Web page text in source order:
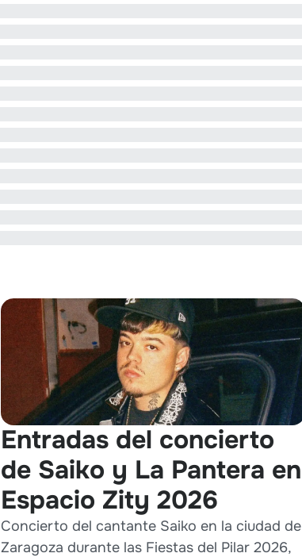
Entradas del concierto
de Saiko y La Pantera en
Espacio Zity 2026
Concierto del cantante Saiko en la ciudad de
Zaragoza durante las Fiestas del Pilar 2026,